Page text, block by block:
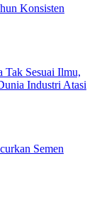
Konsisten
Tak Sesuai Ilmu,
Industri Atasi
Semen